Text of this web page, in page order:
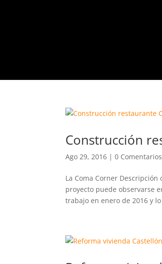
Construcción
Ago 29, 2016 |0 Comentarios
La Coma Corner
proyecto puede observarse
trabajo en enero de 2016 y